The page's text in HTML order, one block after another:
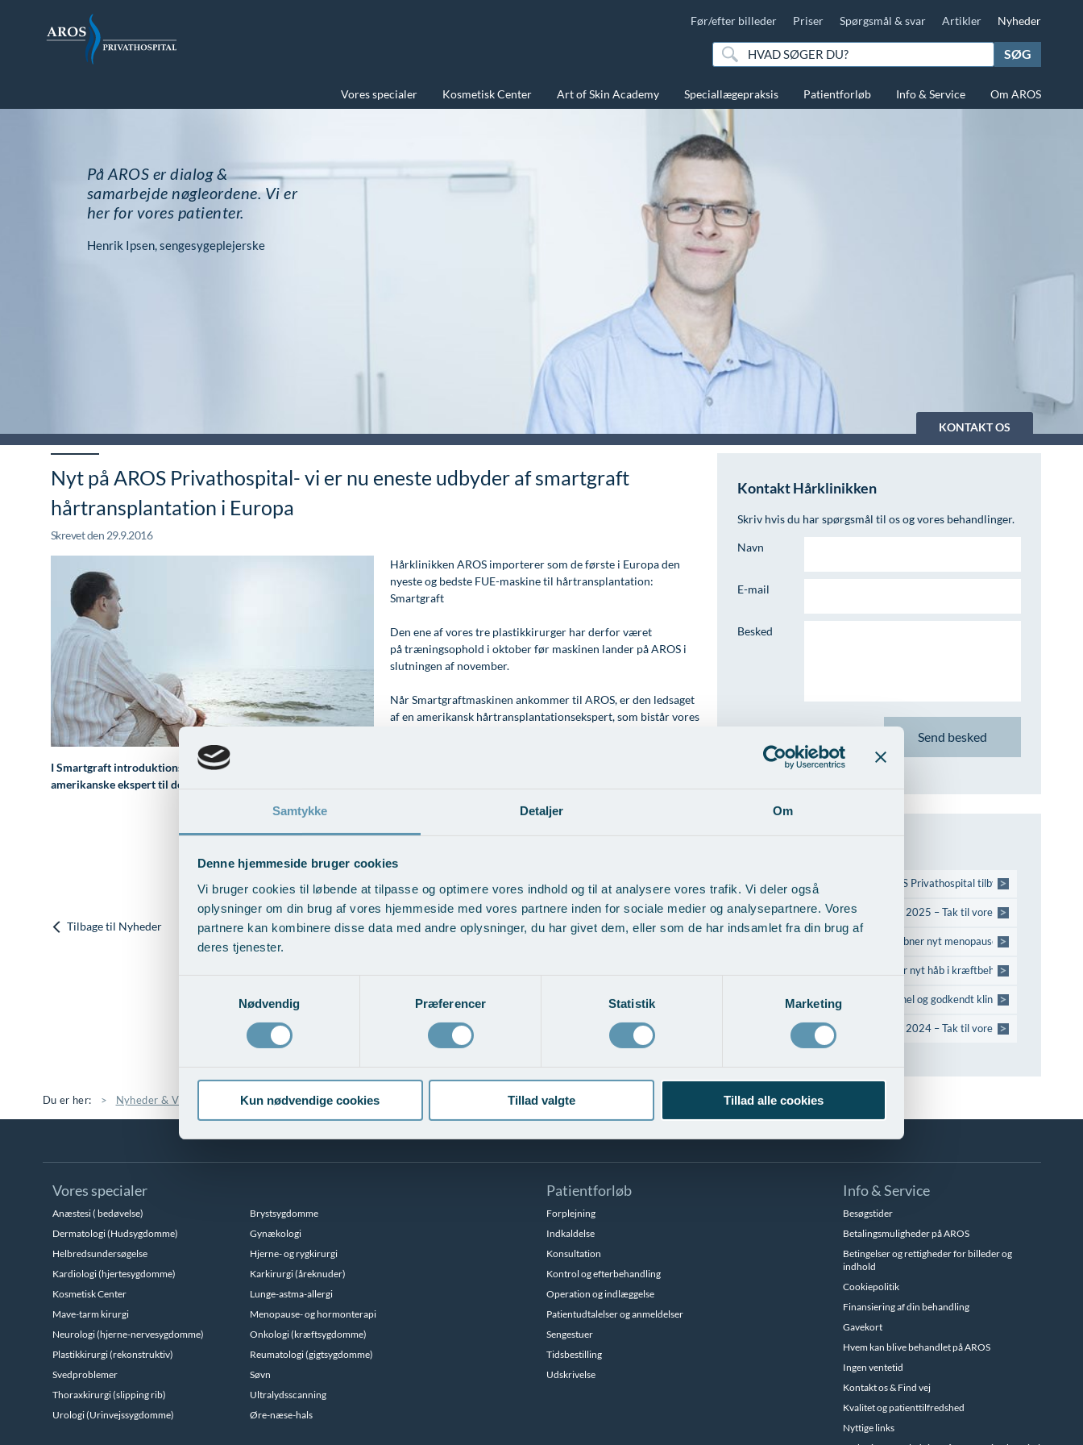
Samtykke Detaljer Om
Denne hjemmeside bruger cookies
Vi bruger cookies til løbende at tilpasse og optimere vores indhold og til at analysere vores trafik. Vi deler også
oplysninger om din brug af vores hjemmeside med vores partnere inden for sociale medier og analysepartnere. Vores
partnere kan kombinere disse data med andre oplysninger, du har givet dem, eller som de har indsamlet fra din brug af
deres tjenester.
Nødvendig
Præferencer Statistik Marketing
Kun nødvendige cookies Tillad valgte Tillad alle cookies
Før/efter billeder Priser Spørgsmål & svar Artikler Nyheder
SØG
Vores specialer Kosmetisk Center Art of Skin Academy Speciallægepraksis Patientforløb Info & Service Om AROS
På AROS er dialog &
samarbejde nøgleordene. Vi er
her for vores patienter.
Henrik Ipsen, sengesygeplejerske
KONTAKT OS
Nyt på AROS Privathospital- vi er nu eneste udbyder af smartgraft
hårtransplantation i Europa
Skrevet den 29.9.2016
Hårklinikken AROS importerer som de første i Europa den
nyeste og bedste FUE-maskine til hårtransplantation:
Smartgraft
Den ene af vores tre plastikkirurger har derfor været
på træningsophold i oktober før maskinen lander på AROS i
slutningen af november.
Når Smartgraftmaskinen ankommer til AROS, er den ledsaget
af en amerikansk hårtransplantationsekspert, som bistår vores
I Smartgraft introduktionsugen ultimo november
amerikanske ekspert til den introduktionspris, som fremgår af prislisten.
Tilbage til Nyheder
Kontakt Hårklinikken
Skriv hvis du har spørgsmål til os og vores behandlinger.
Navn
E-mail
Besked
18.06.26 Først i Danmark: AROS Privathospital tilbyder avanceret
>
15.06.26 Flotte resultater i LUP 2025 – Tak til vores patienter!
>
AROS Privathospital åbner nyt menopause-speciale
>
Personlig medicin giver nyt håb i kræftbehandling
>
28.08.25 At vælge en professionel og godkendt klinik er ikke kun et
>
16.06.25 Flotte resultater i LUP 2024 – Tak til vores patienter!
>
Du er her: Nyheder & Viden Nyheder Nyt på AROS Privathospital- vi er nu eneste udbyder af smartgraft hårtransplantation i Europa
Vores specialer
Anæstesi ( bedøvelse)
Brystsygdomme
Dermatologi (Hudsygdomme)
Gynækologi
Helbredsundersøgelse
Hjerne- og rygkirurgi
Kardiologi (hjertesygdomme)
Karkirurgi (åreknuder)
Kosmetisk Center
Lunge-astma-allergi
Mave-tarm kirurgi
Menopause- og hormonterapi
Neurologi (hjerne-nervesygdomme)
Onkologi (kræftsygdomme)
Plastikkirurgi (rekonstruktiv)
Reumatologi (gigtsygdomme)
Svedproblemer
Søvn
Thoraxkirurgi (slipping rib)
Ultralydsscanning
Urologi (Urinvejssygdomme)
Øre-næse-hals
Patientforløb
Forplejning
Indkaldelse
Konsultation
Kontrol og efterbehandling
Operation og indlæggelse
Patientudtalelser og anmeldelser
Sengestuer
Tidsbestilling
Udskrivelse
Info & Service
Besøgstider
Betalingsmuligheder på AROS
Betingelser og rettigheder for billeder og
indhold
Cookiepolitik
Finansiering af din behandling
Gavekort
Hvem kan blive behandlet på AROS
Ingen ventetid
Kontakt os & Find vej
Kvalitet og patienttilfredshed
Nyttige links